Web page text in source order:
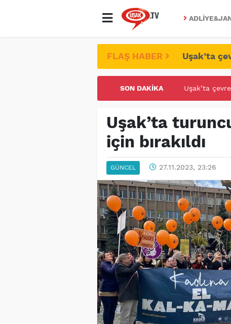
FLAŞ HABER Uşak’ta
SON DAKIKA UŞAK
Uşak’ta
için bırakıldı
GÜNCEL 27.11.2023, 23:26